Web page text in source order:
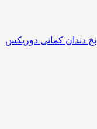
نخ دندان کمانی دوریکس